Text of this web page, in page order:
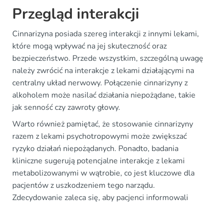
Przegląd interakcji
Cinnarizyna posiada szereg interakcji z innymi lekami,
które mogą wpływać na jej skuteczność oraz
bezpieczeństwo. Przede wszystkim, szczególną uwagę
należy zwrócić na interakcje z lekami działającymi na
centralny układ nerwowy. Połączenie cinnarizyny z
alkoholem może nasilać działania niepożądane, takie
jak senność czy zawroty głowy.
Warto również pamiętać, że stosowanie cinnarizyny
razem z lekami psychotropowymi może zwiększać
ryzyko działań niepożądanych. Ponadto, badania
kliniczne sugerują potencjalne interakcje z lekami
metabolizowanymi w wątrobie, co jest kluczowe dla
pacjentów z uszkodzeniem tego narządu.
Zdecydowanie zaleca się, aby pacjenci informowali